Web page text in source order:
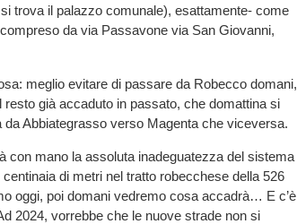
trova il palazzo comunale), esattamente- come
da via Passavone via San Giovanni,
meglio evitare di passare da Robecco domani,
resto già accaduto in passato, che domattina si
Abbiategrasso verso Magenta che viceversa.
con mano la assoluta inadeguatezza del sistema
di metri nel tratto robecchese della 526
oggi, poi domani vedremo cosa accadrà… E c’è
2024, vorrebbe che le nuove strade non si